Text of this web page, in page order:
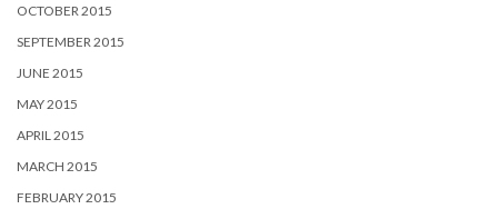
OCTOBER 2015
SEPTEMBER 2015
JUNE 2015
MAY 2015
APRIL 2015
MARCH 2015
FEBRUARY 2015